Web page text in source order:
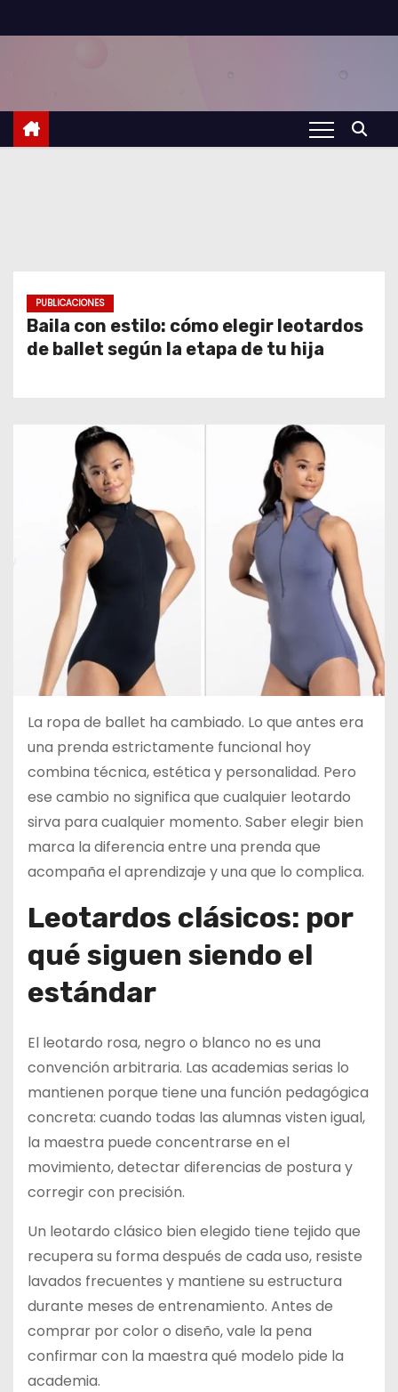
a
r
PUBLICACIONES
Baila con estilo: cómo elegir leotardos
de ballet según la etapa de tu hija
La ropa de ballet ha cambiado. Lo que antes era
una prenda estrictamente funcional hoy
combina técnica, estética y personalidad. Pero
ese cambio no significa que cualquier leotardo
sirva para cualquier momento. Saber elegir bien
marca la diferencia entre una prenda que
acompaña el aprendizaje y una que lo complica.
Leotardos clásicos: por
qué siguen siendo el
estándar
El leotardo rosa, negro o blanco no es una
convención arbitraria. Las academias serias lo
mantienen porque tiene una función pedagógica
concreta: cuando todas las alumnas visten igual,
la maestra puede concentrarse en el
movimiento, detectar diferencias de postura y
corregir con precisión.
Un leotardo clásico bien elegido tiene tejido que
recupera su forma después de cada uso, resiste
lavados frecuentes y mantiene su estructura
durante meses de entrenamiento. Antes de
comprar por color o diseño, vale la pena
confirmar con la maestra qué modelo pide la
academia.